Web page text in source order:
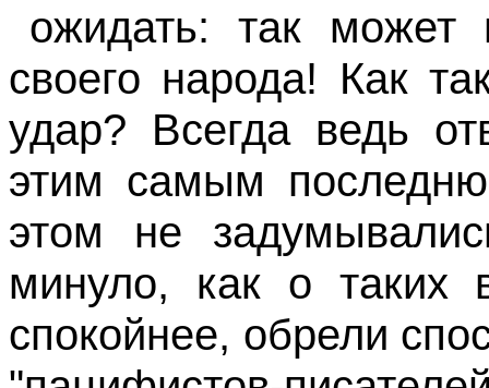
ожидать: так может
своего народа! Как
удар? Всегда ведь
этим самым
этом не
минуло, как о таких
спокойнее, обрели